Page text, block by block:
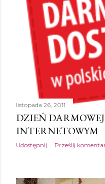
listopada 26, 2011
DZIEŃ
INTERNETOWYM
Udostępnij Prześlij